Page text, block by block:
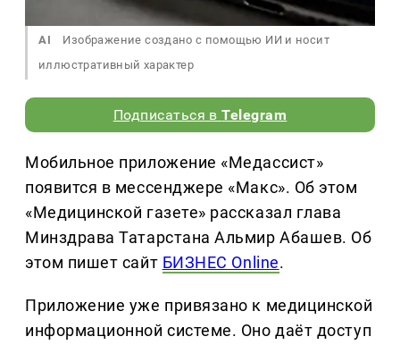
AI
Изображение создано с помощью ИИ и носит
иллюстративный характер
Подписаться вTelegram
Мобильное приложение «Медассист»
появится в мессенджере «Макс». Об этом
«Медицинской газете» рассказал глава
Минздрава Татарстана Альмир Абашев. Об
этом пишет сайт БИЗНЕС Online.
Приложение уже привязано к медицинской
информационной системе. Оно даёт доступ